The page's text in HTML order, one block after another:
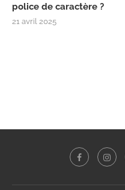
police de caractère ?
21 avril 2025